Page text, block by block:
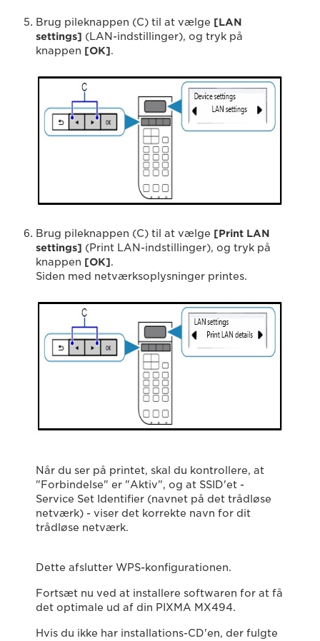
Brug pileknappen (C) til at vælge [LAN
settings] (LAN-indstillinger), og tryk på
knappen [OK].
Brug pileknappen (C) til at vælge [Print LAN
settings] (Print LAN-indstillinger), og tryk på
knappen [OK].
Siden med netværksoplysninger printes.
Når du ser på printet, skal du kontrollere, at
"Forbindelse" er "Aktiv", og at SSID'et -
Service Set Identifier (navnet på det trådløse
netværk) - viser det korrekte navn for dit
trådløse netværk.
Dette afslutter WPS-konfigurationen.
Fortsæt nu ved at installere softwaren for at få
det optimale ud af din PIXMA MX494.
Hvis du ikke har installations-CD'en, der fulgte